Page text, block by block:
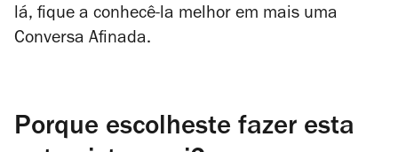
lá, fique a conhecê-la melhor em mais uma
Conversa Afinada.
Porque escolheste fazer esta